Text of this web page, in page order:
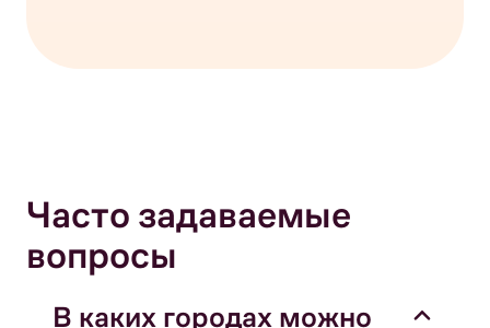
Часто задаваемые
вопросы
В каких городах можно